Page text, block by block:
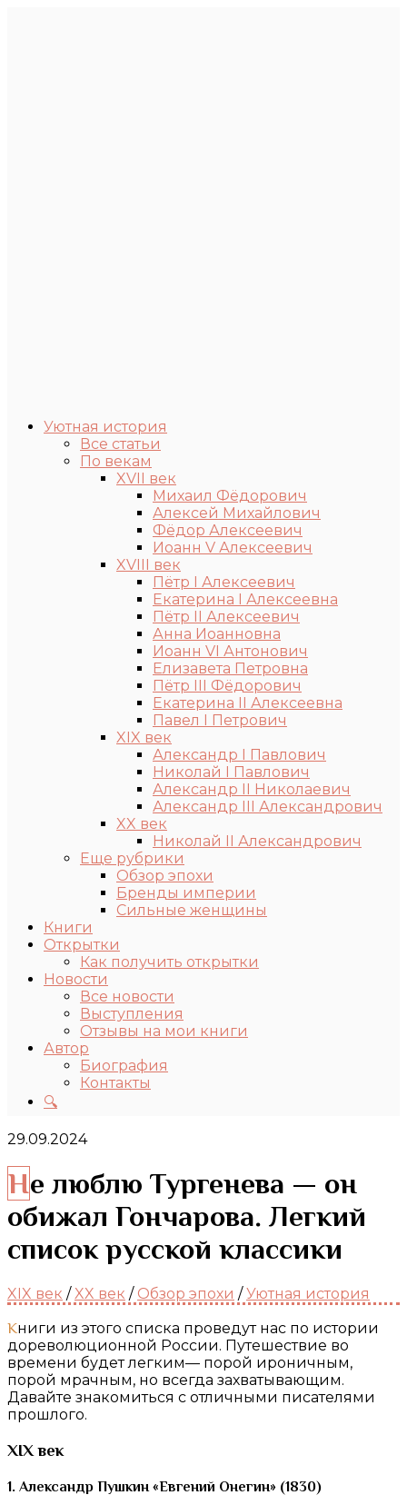
Уютная история
Все статьи
По векам
XVII век
Михаил Фёдорович
Алексей Михайлович
Фёдор Алексеевич
Иоанн V Алексеевич
XVIII век
Пётр I Алексеевич
Екатерина I Алексеевна
Пётр II Алексеевич
Анна Иоанновна
Иоанн VI Антонович
Елизавета Петровна
Пётр III Фёдорович
Екатерина II Алексеевна
Павел I Петрович
XIX век
Александр I Павлович
Николай I Павлович
Александр II Николаевич
Александр III Александрович
XX век
Николай II Александрович
Еще рубрики
Обзор эпохи
Бренды империи
Сильные женщины
Книги
Открытки
Как получить открытки
Новости
Все новости
Выступления
Отзывы на мои книги
Автор
Биография
Контакты
🔍
29.09.2024
Не люблю Тургенева — он
обижал Гончарова. Легкий
список русской классики
XIX век /XX век / Обзор эпохи /Уютная история
Книги из этого списка проведут нас по истории
дореволюционной России. Путешествие во
времени будет легким— порой ироничным,
порой мрачным, но всегда захватывающим.
Давайте знакомиться с отличными писателями
прошлого.
XIX век
1. Александр Пушкин «Евгений Онегин» (1830)